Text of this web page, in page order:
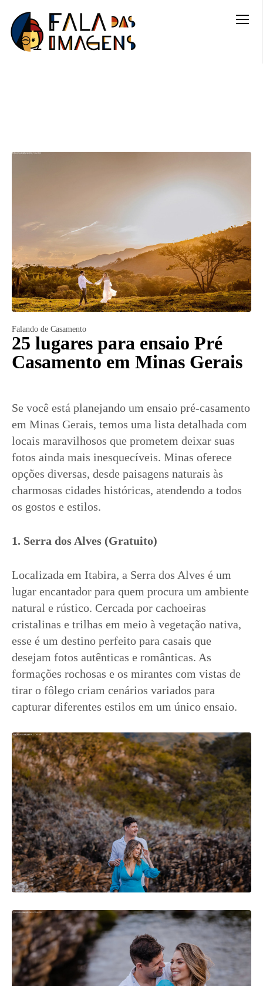
Falando de Casamento
25 lugares para ensaio Pré
Casamento em Minas Gerais
Se você está planejando um ensaio pré-casamento
em Minas Gerais, temos uma lista detalhada com
locais maravilhosos que prometem deixar suas
fotos ainda mais inesquecíveis. Minas oferece
opções diversas, desde paisagens naturais às
charmosas cidades históricas, atendendo a todos
os gostos e estilos.
1. Serra dos Alves (Gratuito)
Localizada em Itabira, a Serra dos Alves é um
lugar encantador para quem procura um ambiente
natural e rústico. Cercada por cachoeiras
cristalinas e trilhas em meio à vegetação nativa,
esse é um destino perfeito para casais que
desejam fotos autênticas e românticas. As
formações rochosas e os mirantes com vistas de
tirar o fôlego criam cenários variados para
capturar diferentes estilos em um único ensaio.